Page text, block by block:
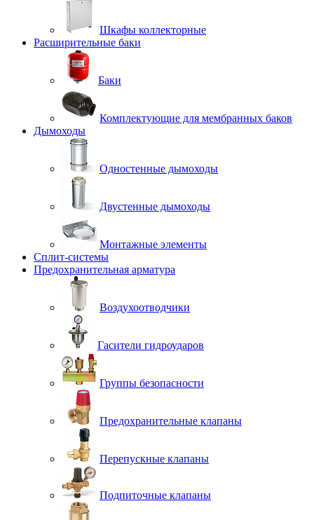
Шкафы коллекторные
Расширительные баки
Баки
Комплектующие для мембранных баков
Дымоходы
Одностенные дымоходы
Двустенные дымоходы
Монтажные элементы
Сплит-системы
Предохранительная арматура
Воздухоотводчики
Гасители гидроударов
Группы безопасности
Предохранительные клапаны
Перепускные клапаны
Подпиточные клапаны